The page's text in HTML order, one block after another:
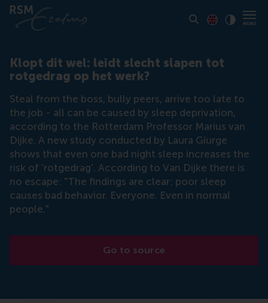
Klopt dit wel: leidt slecht slapen tot
rotgedrag op het werk?
Steal from the boss, bully peers, arrive too late to
the job - all can be caused by sleep deprivation,
according to the Rotterdam Professor Marius van
Dijke. A new study conducted by Laura Giurge
shows that even one bad night sleep increases the
risk of 'rotgedrag'. According to Van Dijke there is
no escape: "The findings are clear: poor sleep
causes bad behavior. Everyone. Even in normal
people."
Go to source